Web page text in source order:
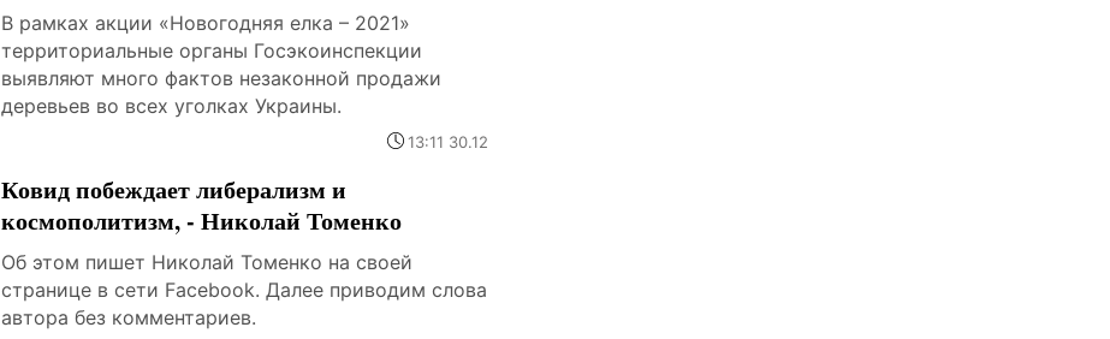
В рамках акции «Новогодняя елка – 2021»
территориальные органы Госэкоинспекции
выявляют много фактов незаконной продажи
деревьев во всех уголках Украины.
13:11 30.12
Ковид побеждает либерализм и
космополитизм, - Николай Томенко
Об этом пишет Николай Томенко на своей
странице в сети Facebook. Далее приводим слова
автора без комментариев.